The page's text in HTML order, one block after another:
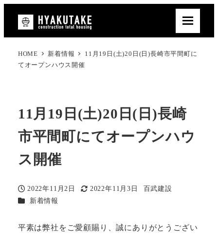
HOME 新着情報
11月19日(土)20日(日)長崎市平間町に
てオープンハウス開催
11月19日(土)20日(日)長崎
市平間町にてオープンハウ
ス開催
投稿日
2022年11月2日
更新日
2022年11月3日
著
百武建設
カテゴリー
新着情報
平素は弊社をご愛顧賜り、誠にありがとうござい